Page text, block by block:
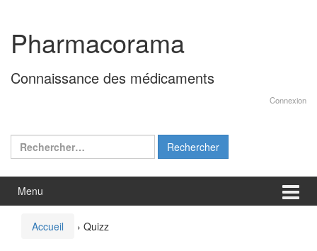
contenu
menu
principal
Pharmacorama
Connaissance des médicaments
Connexion
Rechercher :
Menu
Accueil › Quizz